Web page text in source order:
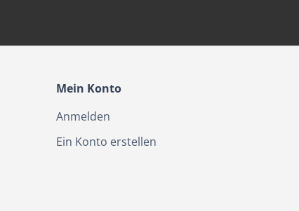
Mein Konto
Anmelden
Ein Konto erstellen